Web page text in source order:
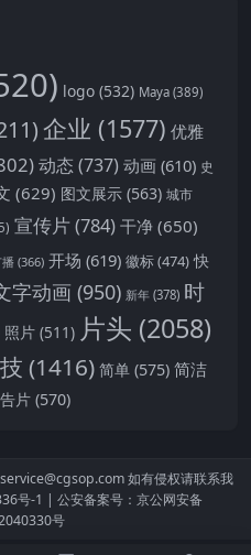
logo (532) Maya (389)
企业 (1577) 优雅
动态 (737) 动画 (610) 史
(629) 图文展示 (563) 城市
宣传片(784) 干净 (650)
播 (366) 开场 (619) 徽标(474) 快
字动画 (950) 新年 (378) 时
照片 (511) 片头 (2058)
(1416) 简单 (575) 简洁
片 (570)
如有侵权请联系我
号-1 | 公安备案号：京公网安备
号